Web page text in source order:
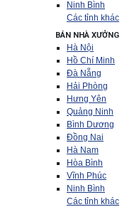
Ninh Bình
Các tỉnh khác
BÁN NHÀ XƯỞNG
Hà Nội
Hồ Chí Minh
Đà Nẵng
Hải Phòng
Hưng Yên
Quảng Ninh
Bình Dương
Đồng Nai
Hà Nam
Hòa Bình
Vĩnh Phúc
Ninh Bình
Các tỉnh khác